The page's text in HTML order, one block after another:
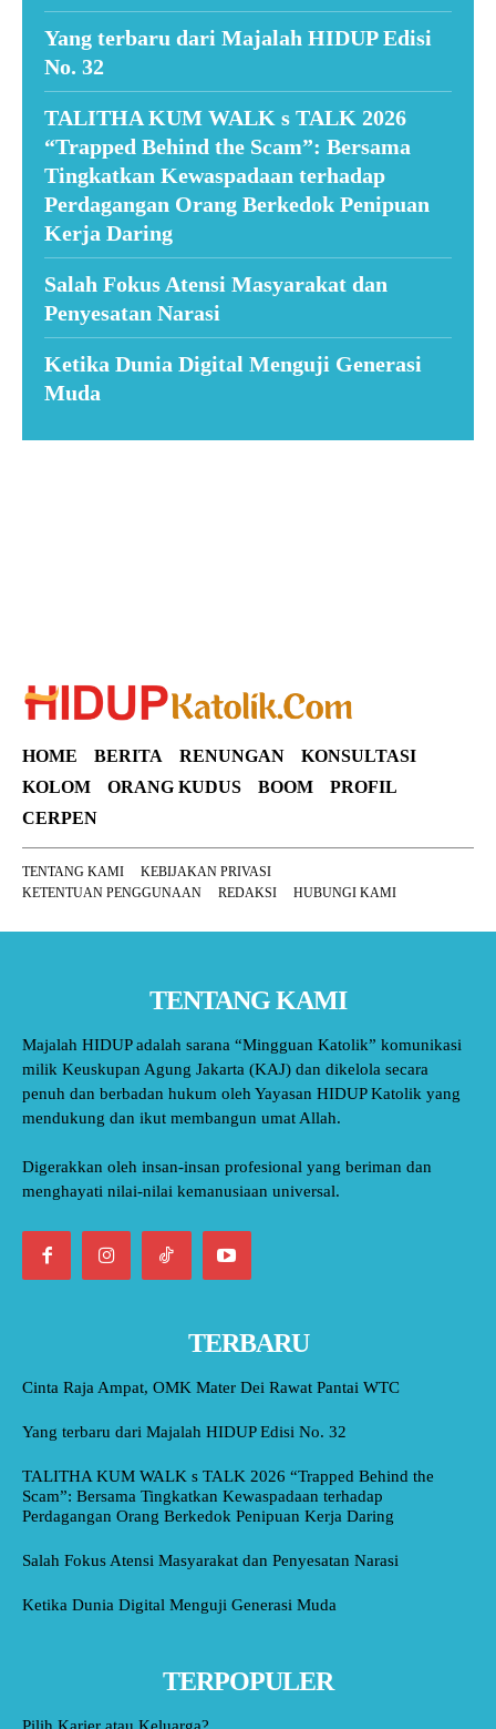
Yang terbaru dari Majalah HIDUP Edisi
No. 32
TALITHA KUM WALK s TALK 2026
“Trapped Behind the Scam”: Bersama
Tingkatkan Kewaspadaan terhadap
Perdagangan Orang Berkedok Penipuan
Kerja Daring
Salah Fokus Atensi Masyarakat dan
Penyesatan Narasi
Ketika Dunia Digital Menguji Generasi
Muda
HOME BERITA RENUNGAN
KONSULTASI
KOLOM
ORANG KUDUS BOOM
PROFIL
CERPEN
TENTANG KAMI
KEBIJAKAN PRIVASI
KETENTUAN PENGGUNAAN
REDAKSI HUBUNGI KAMI
TENTANG KAMI
Majalah HIDUP adalah sarana “Mingguan Katolik” komunikasi
milik Keuskupan Agung Jakarta (KAJ) dan dikelola secara
penuh dan berbadan hukum oleh Yayasan HIDUP Katolik yang
mendukung dan ikut membangun umat Allah.
Digerakkan oleh insan-insan profesional yang beriman dan
menghayati nilai-nilai kemanusiaan universal.
TERBARU
Cinta Raja Ampat, OMK Mater Dei Rawat Pantai WTC
Yang terbaru dari Majalah HIDUP Edisi No. 32
TALITHA KUM WALK s TALK 2026 “Trapped Behind the
Scam”: Bersama Tingkatkan Kewaspadaan terhadap
Perdagangan Orang Berkedok Penipuan Kerja Daring
Salah Fokus Atensi Masyarakat dan Penyesatan Narasi
Ketika Dunia Digital Menguji Generasi Muda
TERPOPULER